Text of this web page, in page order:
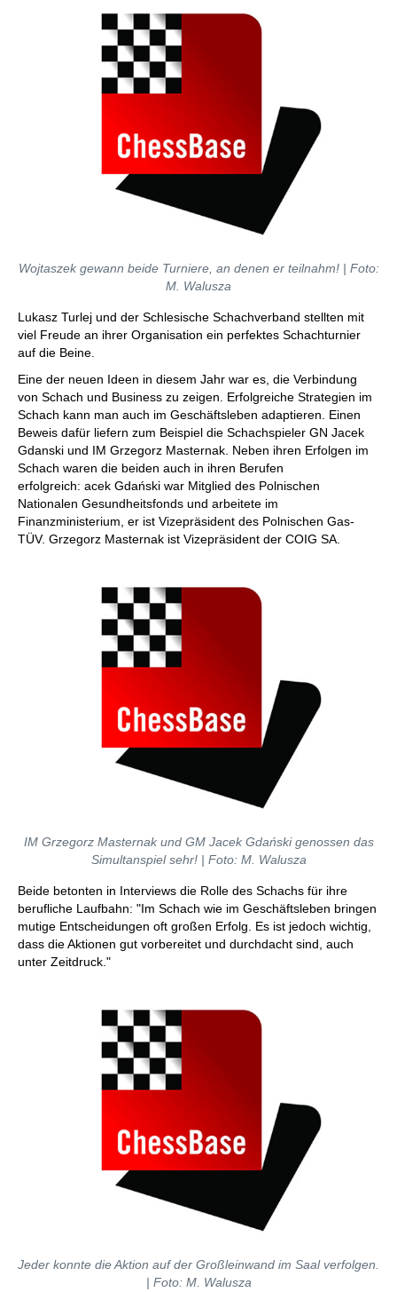
Wojtaszek gewann beide Turniere, an denen er teilnahm! | Foto:
M. Walusza
Lukasz Turlej und der Schlesische Schachverband stellten mit
viel Freude an ihrer Organisation ein perfektes Schachturnier
auf die Beine.
Eine der neuen Ideen in diesem Jahr war es, die Verbindung
von Schach und Business zu zeigen. Erfolgreiche Strategien im
Schach kann man auch im Geschäftsleben adaptieren. Einen
Beweis dafür liefern zum Beispiel die Schachspieler GN Jacek
Gdanski und IM Grzegorz Masternak. Neben ihren Erfolgen im
Schach waren die beiden auch in ihren Berufen
erfolgreich: acek Gdański war Mitglied des Polnischen
Nationalen Gesundheitsfonds und arbeitete im
Finanzministerium, er ist Vizepräsident des Polnischen Gas-
TÜV. Grzegorz Masternak ist Vizepräsident der COIG SA.
IM Grzegorz Masternak und GM Jacek Gdański genossen das
Simultanspiel sehr! | Foto: M. Walusza
Beide betonten in Interviews die Rolle des Schachs für ihre
berufliche Laufbahn: "Im Schach wie im Geschäftsleben bringen
mutige Entscheidungen oft großen Erfolg. Es ist jedoch wichtig,
dass die Aktionen gut vorbereitet und durchdacht sind, auch
unter Zeitdruck."
Jeder konnte die Aktion auf der Großleinwand im Saal verfolgen.
| Foto: M. Walusza